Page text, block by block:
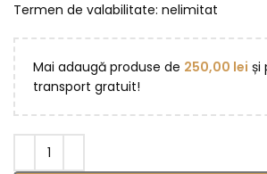
Termen de valabilitate: nelimitat
Mai adaugă produse de 250,00 lei și
transport gratuit!